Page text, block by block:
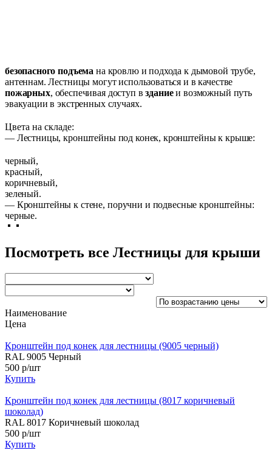
безопасного подъема на кровлю и подхода к дымовой трубе,
антеннам. Лестницы могут использоваться и в качестве
пожарных, обеспечивая доступ в зданиеи возможный путь
эвакуации в экстренных случаях.
Цвета на складе:
— Лестницы, кронштейны под конек, кронштейны к крыше:
черный,
красный,
коричневый,
зеленый.
— Кронштейны к стене, поручни и подвесные кронштейны:
черные.
Посмотреть все Лестницы для крыши
Наименование
Цена
Кронштейн под конек для лестницы (9005 черный)
RAL 9005 Черный
500 р/шт
Купить
Кронштейн под конек для лестницы (8017 коричневый
шоколад)
RAL 8017 Коричневый шоколад
500 р/шт
Купить